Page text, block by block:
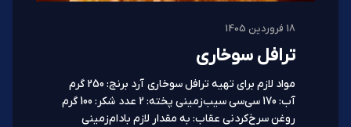
18 فروردین 1405
ترافل سوخاری
مواد لازم برای تهیه ترافل سوخاری آرد برنج: 250 گرم
آب: 170 سی‌سی سیب‌زمینی پخته: 2 عدد شکر: 100 گرم
روغن سرخ‌کردنی عقاب: به مقدار لازم بادام‌زمینی